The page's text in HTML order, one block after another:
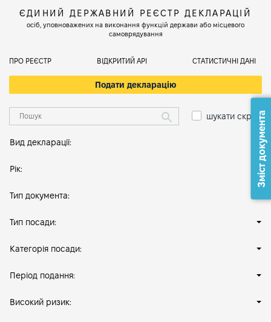
ЄДИНИЙ ДЕРЖАВНИЙ РЕЄСТР ДЕКЛАРАЦІЙ
осіб, уповноважених на виконання функцій держави або місцевого
самоврядування
ПРО РЕЄСТР ВІДКРИТИЙ АРІ СТАТИСТИЧНІ ДАНІ
Подати декларацію
шукати скрізь
Вид декларації:
Рік:
Тип документа:
Тип посади:
Категорія посади:
Період подання:
Високий ризик:
Зміст документа